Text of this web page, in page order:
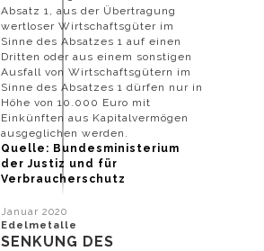
Absatz 1, aus der Übertragung
wertloser Wirtschaftsgüter im
Sinne des Absatzes 1 auf einen
Dritten oder aus einem sonstigen
Ausfall von Wirtschaftsgütern im
Sinne des Absatzes 1 dürfen nur in
Höhe von 10.000 Euro mit
Einkünften aus Kapitalvermögen
ausgeglichen werden.
Quelle: Bundesministerium
der Justiz und für
Verbraucherschutz
Januar 2020
Edelmetalle
SENKUNG DES